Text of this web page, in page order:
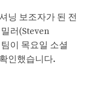
닝 보조자가 된 전
러(Steven
이 목요일 소셜
인했습니다.